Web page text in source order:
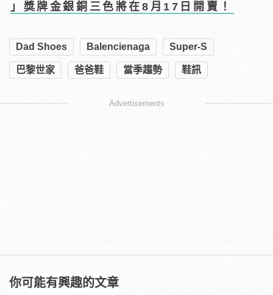
」獎牌金銀銅三色將在8月17日開賣！
Dad Shoes Balencienaga Super-S
巴黎世家 爸爸鞋 當季趨勢 鞋訊
Advertisements
你可能有興趣的文章